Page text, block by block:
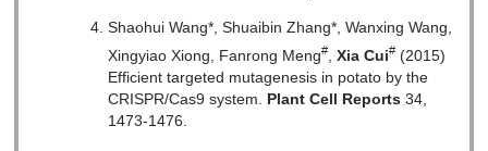
Shaohui Wang*, Shuaibin Zhang*, Wanxing Wang,
Xingyiao Xiong, Fanrong Meng# ,Xia Cui# (2015)
Efficient targeted mutagenesis in potato by the
CRISPR/Cas9 system. Plant Cell Reports 34,
1473-1476.